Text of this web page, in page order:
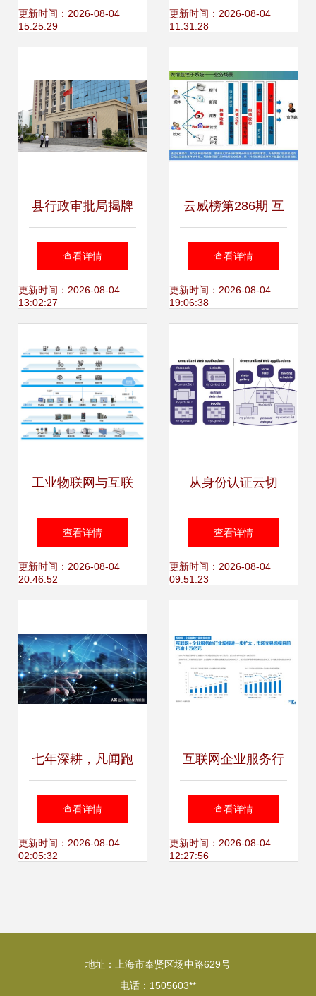
然这么强！
更新时间：2026-08-04
15:25:29
设计与数据服务赋
更新时间：2026-08-04
11:31:28
县行政审批局揭牌
成立，开启“互联网
+数据服务”新篇章
查看详情
更新时间：2026-08-04
13:02:27
云威榜第286期 互
联网数据服务赋能
智慧食药，大数据
查看详情
更新时间：2026-08-04
19:06:38
工业物联网与互联
网数据服务 共筑智
能制造的基石
查看详情
更新时间：2026-08-04
20:46:52
从身份认证云切
入，蒸汽记忆欲助
C端重掌数据使用
查看详情
更新时间：2026-08-04
09:51:23
七年深耕，凡闻跑
通数据内容生态链
撬动互联网数据服
查看详情
更新时间：2026-08-04
02:05:32
互联网企业服务行
业 云与数据的融合
革命
查看详情
更新时间：2026-08-04
12:27:56
地址：上海市奉贤区场中路629号
电话：1505603**